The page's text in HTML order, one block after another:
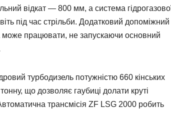
відкат — 800 мм, а система
під час стрільби. Додатковий допоміжний
може працювати, не запускаючи основний
турбодизель потужністю 660 кінських
що дозволяє гаубиці долати круті
трансмісія ZF LSG 2000 робить